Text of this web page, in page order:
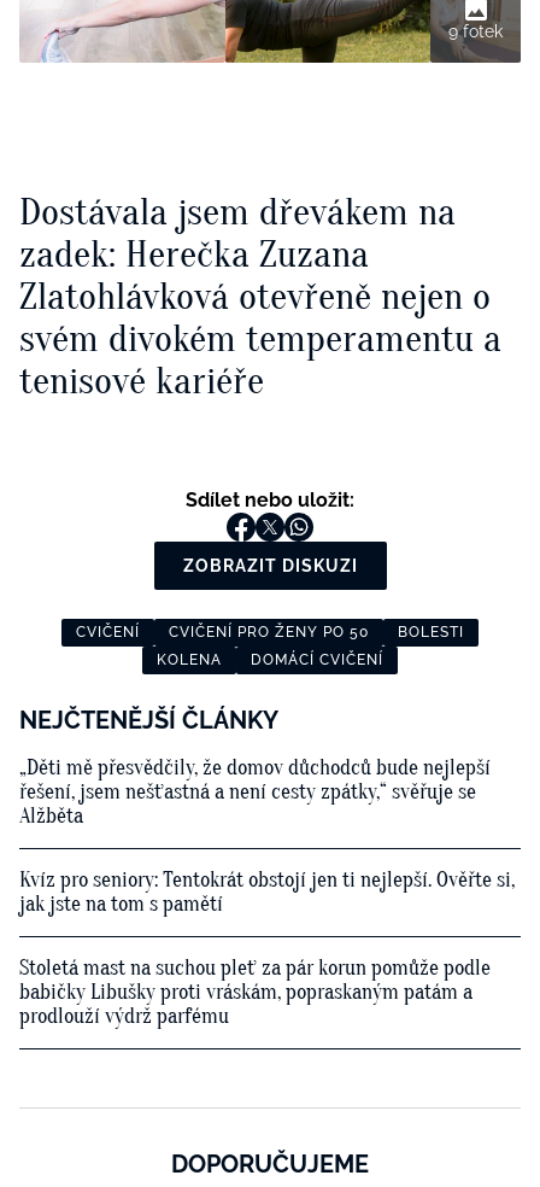
9 fotek
Dostávala jsem dřevákem na
zadek: Herečka Zuzana
Zlatohlávková otevřeně nejen o
svém divokém temperamentu a
tenisové kariéře
Sdílet nebo uložit:
ZOBRAZIT DISKUZI
CVIČENÍ CVIČENÍ PRO ŽENY PO 50
BOLESTI
KOLENA
DOMÁCÍ CVIČENÍ
NEJČTENĚJŠÍ ČLÁNKY
„Děti mě přesvědčily, že domov důchodců bude nejlepší
řešení, jsem nešťastná a není cesty zpátky,“ svěřuje se
Alžběta
Kvíz pro seniory: Tentokrát obstojí jen ti nejlepší. Ověřte si,
jak jste na tom s pamětí
Stoletá mast na suchou pleť za pár korun pomůže podle
babičky Libušky proti vráskám, popraskaným patám a
prodlouží výdrž parfému
DOPORUČUJEME